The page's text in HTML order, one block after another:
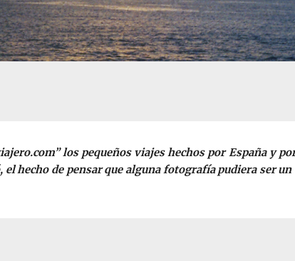
los pequeños viajes hechos por España y
hecho de pensar que alguna fotografía pudiera ser